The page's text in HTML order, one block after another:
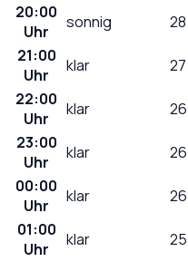
20:00
Uhr
sonnig 28
21:00
Uhr
klar 27
22:00
Uhr
klar 26
23:00
Uhr
klar 26
00:00
Uhr
klar 26
01:00
Uhr
klar 25